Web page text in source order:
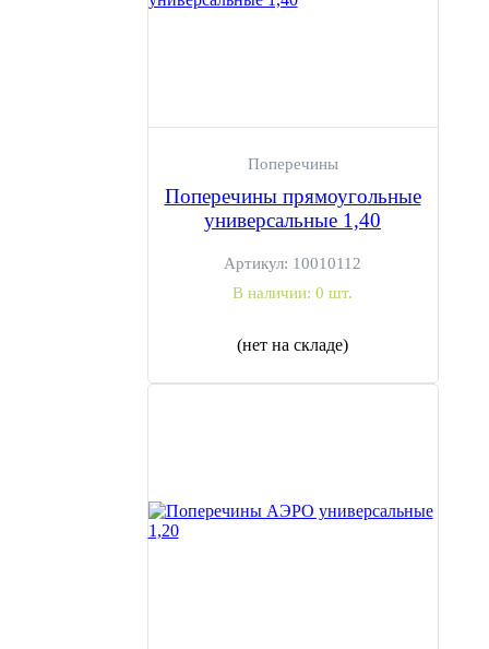
Поперечины
Поперечины прямоугольные
универсальные 1,40
Артикул: 10010112
В наличии: 0 шт.
(нет на складе)